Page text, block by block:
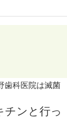
歯科医院は滅菌
チンと行っ